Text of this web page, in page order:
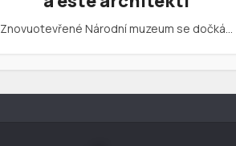
Znovuotevřené Národní muzeum se dočká…